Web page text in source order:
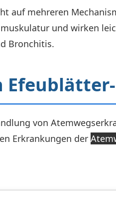
auf mehreren
und wirken
Bronchitis.
von
Erkrankungen der